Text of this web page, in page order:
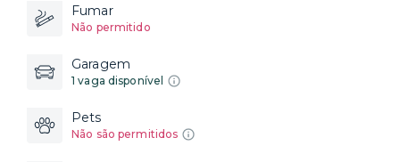
Fumar
Não permitido
Garagem
1 vaga disponível
Pets
Não são permitidos